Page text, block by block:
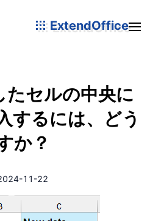
ExtendOffice
たセルの中央に
するには、どう
か？
11-22